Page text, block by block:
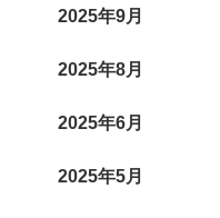
2025年9月
2025年8月
2025年6月
2025年5月